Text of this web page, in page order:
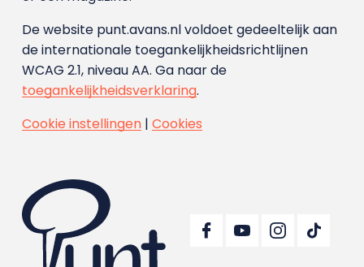
De website punt.avans.nl voldoet gedeeltelijk aan
de internationale toegankelijkheidsrichtlijnen
WCAG 2.1, niveau AA. Ga naar de
toegankelijkheidsverklaring.
Cookie instellingen| Cookies